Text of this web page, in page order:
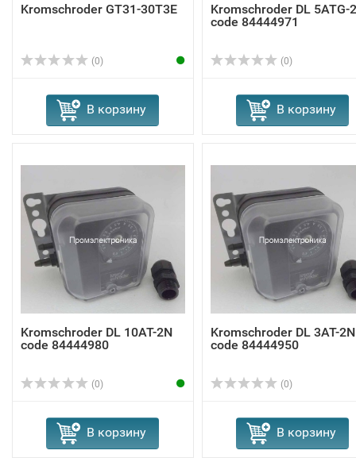
Kromschroder GT31-30T3E
(0)
В корзину
Kromschroder DL 5ATG-
code 84444971
(0)
В корзину
Kromschroder DL 10AT-2N
code 84444980
(0)
В корзину
Kromschroder DL 3AT-2N
code 84444950
(0)
В корзину